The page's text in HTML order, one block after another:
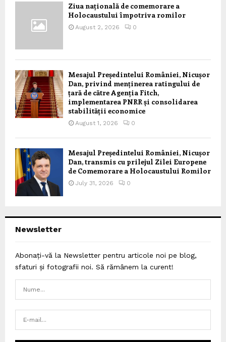
Ziua națională de comemorare a
Holocaustului împotriva romilor
August 2, 2026 0
Mesajul Președintelui României, Nicușor
Dan, privind menținerea ratingului de
țară de către Agenția Fitch,
implementarea PNRR și consolidarea
stabilității economice
August 1, 2026 0
Mesajul Președintelui României, Nicușor
Dan, transmis cu prilejul Zilei Europene
de Comemorare a Holocaustului Romilor
July 31, 2026 0
Newsletter
Abonați-vă la Newsletter pentru articole noi pe blog,
sfaturi și fotografii noi. Să rămânem la curent!